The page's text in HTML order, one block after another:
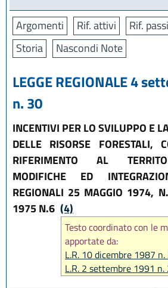
Argomenti Rif. attivi Rif.
Storia
Nascondi Note
LEGGE REGIONALE 4
n. 30
INCENTIVI PER LO SVILUPPO E
DELLE RISORSE FORESTALI,
RIFERIMENTO AL
MODIFICHE ED
REGIONALI 25 MAGGIO 1974,
1975 N.6 (4)
Testo coordinato con le
apportate da:
L.R. 10 dicembre 1987
L.R. 2 settembre 1991 n.